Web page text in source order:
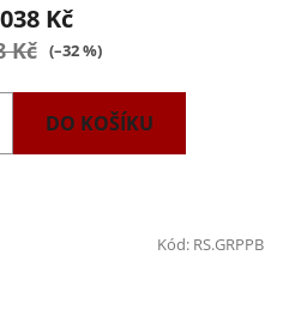
Kč
Kč (–32 %)
DO KOŠÍKU
Kód: RS.GRPPB